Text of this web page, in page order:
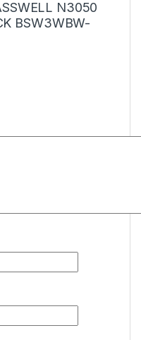
N3050
BSW3WBW-